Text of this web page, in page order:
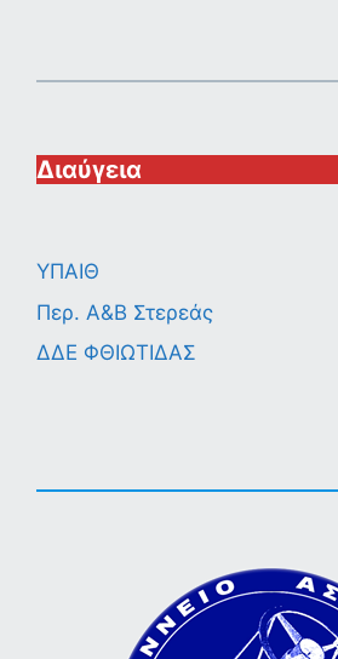
Διαύγεια
ΥΠΑΙΘ
Περ. A&B Στερεάς
ΔΔΕ ΦΘΙΩΤΙΔΑΣ